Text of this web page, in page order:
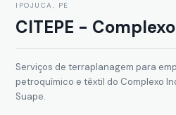
IPOJUCA, PE
CITEPE -
Serviços de terraplanagem para
petroquímico e têxtil do Complexo
Suape.